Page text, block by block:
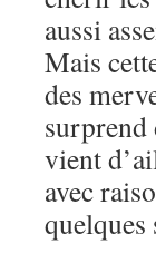
aussi
Mais
des
surprend
vient
avec
quelques